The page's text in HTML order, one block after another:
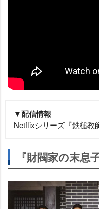
▼配信情報
Netflixシリーズ『鉄槌教
『財閥家の末息